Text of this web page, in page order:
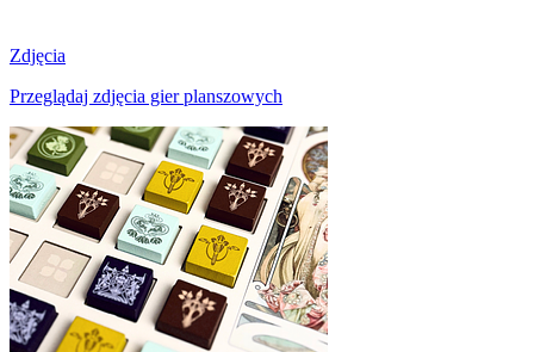
Zdjęcia
Przeglądaj zdjęcia gier planszowych